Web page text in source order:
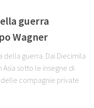
guerra
Wagner
guerra. Dai Diecimila
sotto le insegne di
compagnie private